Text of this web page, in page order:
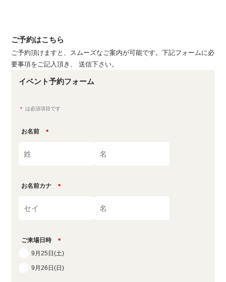
ご予約はこちら
ご予約頂けますと、スムーズなご案内が可能です。下記フォームに必
要事項をご記入頂き、 送信下さい。
イベント予約フォーム
＊ は必須項目です
お名前 ＊
お名前カナ ＊
ご来場日時 ＊
9月25日(土)
9月26日(日)